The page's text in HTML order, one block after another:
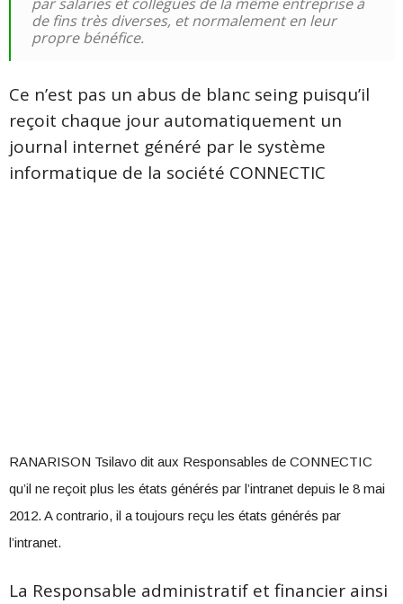
de fins très diverses, et normalement en leur
propre bénéfice.
Ce n’est pas un abus de blanc seing puisqu’il
reçoit chaque jour automatiquement un
journal internet généré par le système
informatique de la société CONNECTIC
RANARISON Tsilavo dit aux Responsables de CONNECTIC
qu’il ne reçoit plus les états générés par l’intranet depuis le 8 mai
2012. A contrario, il a toujours reçu les états générés par
l’intranet.
La Responsable administratif et financier ainsi